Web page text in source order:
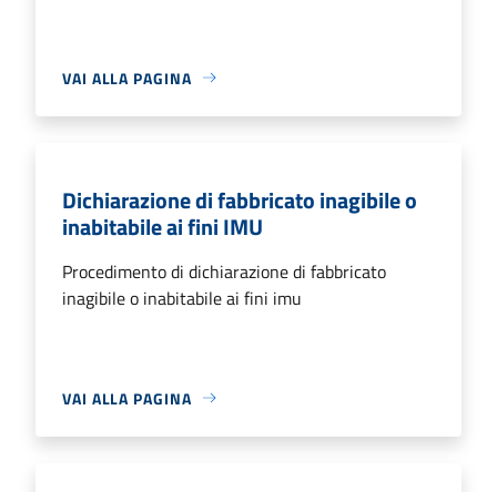
VAI ALLA PAGINA
Dichiarazione di fabbricato inagibile o
inabitabile ai fini IMU
Procedimento di dichiarazione di fabbricato
inagibile o inabitabile ai fini imu
VAI ALLA PAGINA